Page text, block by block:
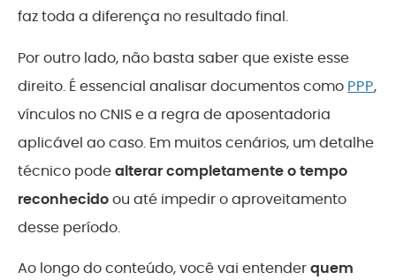
faz toda a diferença no resultado final.
Por outro lado, não basta saber que existe esse
direito. É essencial analisar documentos como PPP,
vínculos no CNIS e a regra de aposentadoria
aplicável ao caso. Em muitos cenários, um detalhe
técnico podealterar completamente o tempo
reconhecidoou até impedir o aproveitamento
desse período.
Ao longo do conteúdo, você vai entenderquem